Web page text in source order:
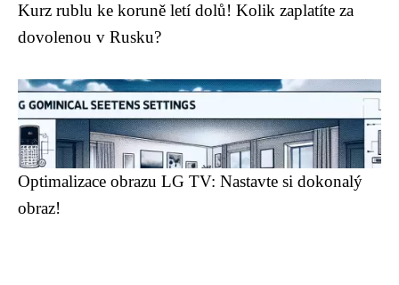
Kurz rublu ke koruně letí dolů! Kolik zaplatíte za
dovolenou v Rusku?
Optimalizace obrazu LG TV: Nastavte si dokonalý
obraz!